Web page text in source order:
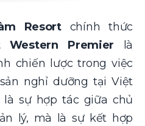
Resortchính thức
Western Premier là
chiến lược trong việc
nghỉ dưỡng tại Việt
sự hợp tác giữa chủ
lý, mà là sự kết hợp